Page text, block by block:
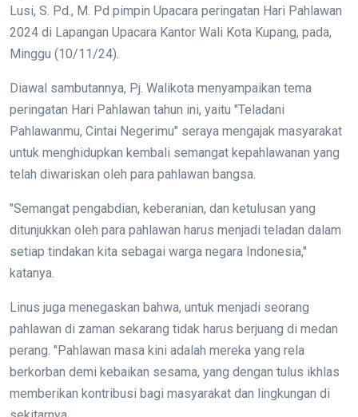
Lusi, S. Pd., M. Pd pimpin Upacara peringatan Hari Pahlawan
2024 di Lapangan Upacara Kantor Wali Kota Kupang, pada,
Minggu (10/11/24).
Diawal sambutannya, Pj. Walikota menyampaikan tema
peringatan Hari Pahlawan tahun ini, yaitu "Teladani
Pahlawanmu, Cintai Negerimu" seraya mengajak masyarakat
untuk menghidupkan kembali semangat kepahlawanan yang
telah diwariskan oleh para pahlawan bangsa.
"Semangat pengabdian, keberanian, dan ketulusan yang
ditunjukkan oleh para pahlawan harus menjadi teladan dalam
setiap tindakan kita sebagai warga negara Indonesia,"
katanya.
Linus juga menegaskan bahwa, untuk menjadi seorang
pahlawan di zaman sekarang tidak harus berjuang di medan
perang. "Pahlawan masa kini adalah mereka yang rela
berkorban demi kebaikan sesama, yang dengan tulus ikhlas
memberikan kontribusi bagi masyarakat dan lingkungan di